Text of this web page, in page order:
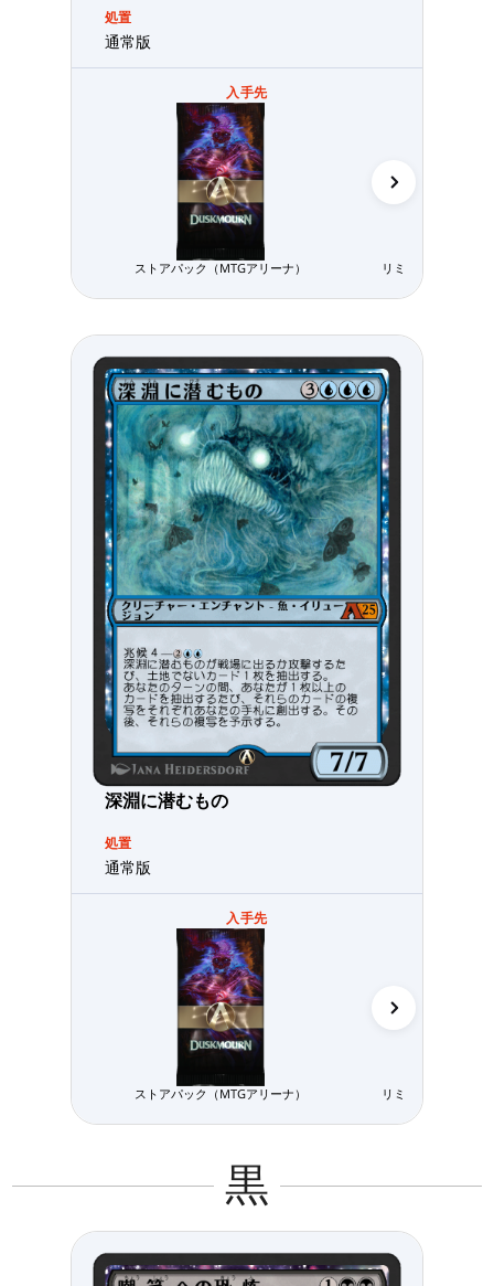
処置
通常版
入手先
ストアパック（MTGアリーナ） リミテッド用パッ
深淵に潜むもの
処置
通常版
入手先
ストアパック（MTGアリーナ） リミテッド用パッ
黒